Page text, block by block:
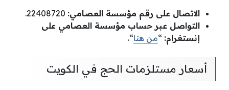
الاتصال على رقم مؤسسة العصامي:
التواصل عبر حساب مؤسسة العصامي على
إنستغرام: “من هنا“.
أسعار مستلزمات الحج في الكويت